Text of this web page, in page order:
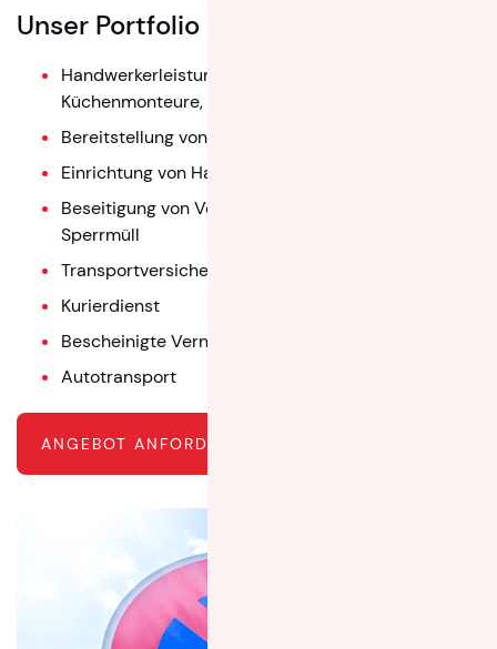
Unser Portfolio
Handwerkerleistungen (Elektriker, Tischler,
Küchenmonteure, Klempner, Maler)
Bereitstellung von externen Aufzügen
Einrichtung von Halteverbotszonen
Beseitigung von Verpackungsmaterial und
Sperrmüll
Transportversicherung
Kurierdienst
Bescheinigte Vernichtung von Akten
Autotransport
ANGEBOT ANFORDERN